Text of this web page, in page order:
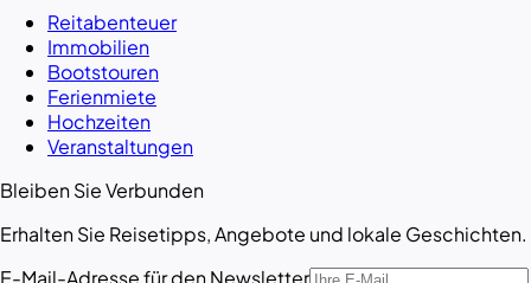
Reitabenteuer
Immobilien
Bootstouren
Ferienmiete
Hochzeiten
Veranstaltungen
Bleiben Sie Verbunden
Erhalten Sie Reisetipps, Angebote und lokale Geschichten.
E-Mail-Adresse für den Newsletter